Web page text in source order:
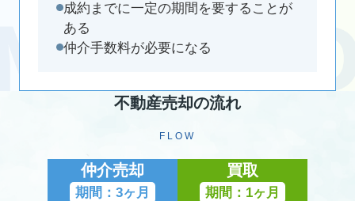
成約までに一定の期間を要することが
ある
仲介手数料が必要になる
不動産売却の流れ
FLOW
仲介売却
期間：3ヶ月
買取
期間：1ヶ月